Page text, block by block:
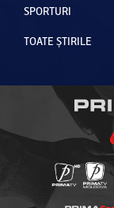
SPORTURI
TOATE ȘTIRILE